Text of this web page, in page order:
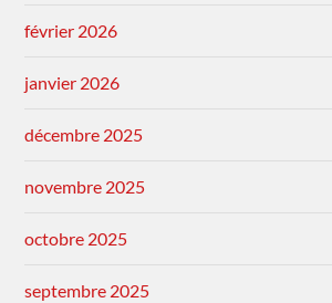
février 2026
janvier 2026
décembre 2025
novembre 2025
octobre 2025
septembre 2025